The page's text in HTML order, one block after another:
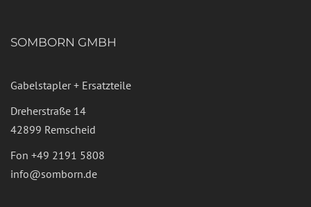
SOMBORN GMBH
Gabelstapler + Ersatzteile
Dreherstraße 14
42899 Remscheid
Fon +49 2191 5808
info@somborn.de